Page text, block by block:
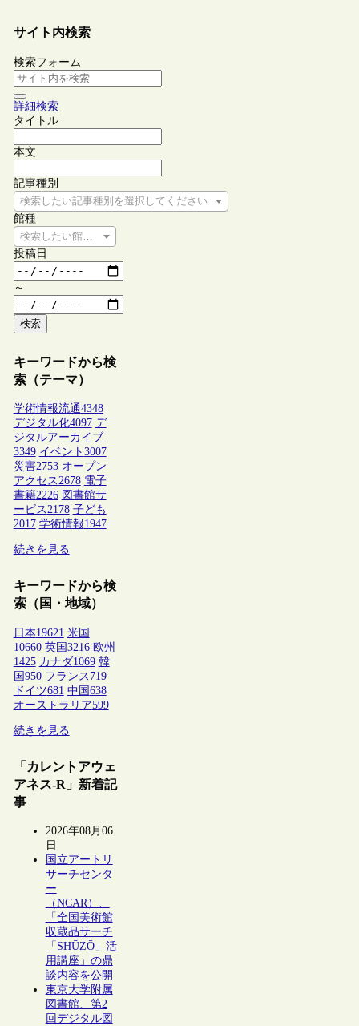
サイト内検索
検索フォーム
詳細検索
タイトル
本文
記事種別
検索したい記事種別を選択してください
館種
検索したい館種を選択してください
投稿日
～
検索
キーワードから検
索（テーマ）
学術情報流通4348
デジタル化4097 デ
ジタルアーカイブ
3349 イベント 3007
災害2753 オープン
アクセス2678 電子
書籍2226 図書館サ
ービス2178 子ども
2017 学術情報1947
続きを見る
キーワードから検
索（国・地域）
日本19621 米国
10660 英国 3216 欧州
1425 カナダ1069 韓
国 950 フランス 719
ドイツ681 中国 638
オーストラリア599
続きを見る
「カレントアウェ
アネス-R」新着記
事
2026年08月06
日
国立アートリ
サーチセンタ
ー
（NCAR）、
「全国美術館
収蔵品サーチ
「SHŪZŌ」活
用講座」の鼎
談内容を公開
東京大学附属
図書館、第2
回デジタル図